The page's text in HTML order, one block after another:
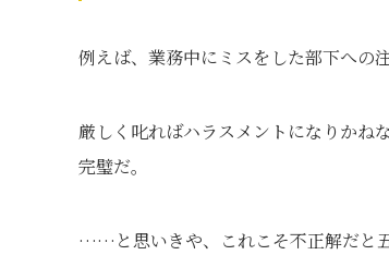
例えば、業務中にミスをした部下への注
厳しく叱ればハラスメントになりかね
完璧だ。
……と思いきや、これこそ不正解だと